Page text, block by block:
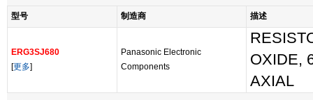
型号 制造商 描述
ERG3SJ680
[更多]
Panasonic Electronic
Components
OXIDE,
AXIAL